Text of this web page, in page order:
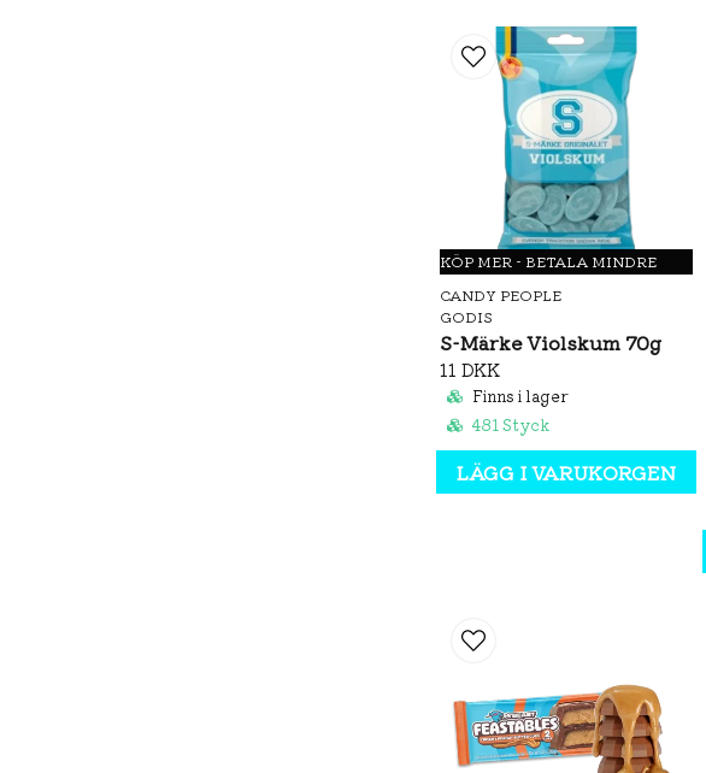
KÖP MER - BETALA MINDRE
CANDY PEOPLE
GODIS
S-Märke Violskum 70g
11 DKK
Finns i lager
481 Styck
LÄGG I VARUKORGEN